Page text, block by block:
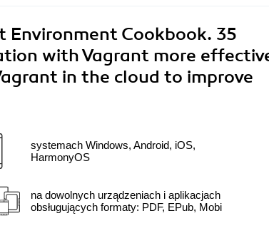
Cookbook. 35
with Vagrant more
in the cloud to improve
systemach Windows, Android, iOS,
HarmonyOS
na dowolnych urządzeniach i aplikacjach
obsługujących formaty: PDF, EPub, Mobi